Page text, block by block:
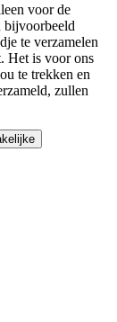
voor de
bijvoorbeeld
te verzamelen
Het is voor ons
te trekken en
zullen